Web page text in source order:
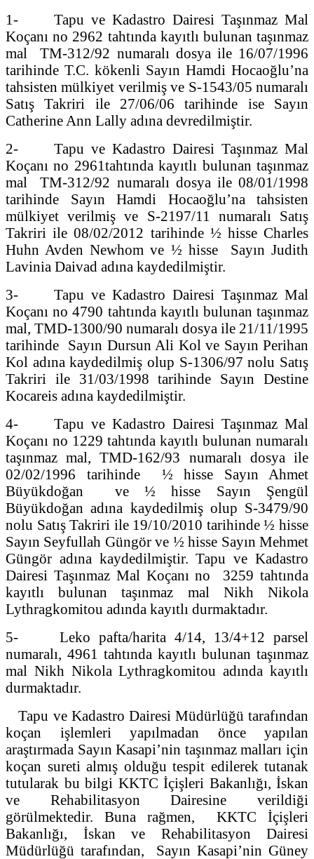
1- Tapu ve Kadastro Dairesi Taşınmaz Mal
Koçanı no 2962 tahtında kayıtlı bulunan taşınmaz
mal TM-312/92 numaralı dosya ile 16/07/1996
tarihinde T.C. kökenli Sayın Hamdi Hocaoğlu’na
tahsisten mülkiyet verilmiş ve S-1543/05 numaralı
Satış Takriri ile 27/06/06 tarihinde ise Sayın
Catherine Ann Lally adına devredilmiştir.
2- Tapu ve Kadastro Dairesi Taşınmaz Mal
Koçanı no 2961tahtında kayıtlı bulunan taşınmaz
mal TM-312/92 numaralı dosya ile 08/01/1998
tarihinde Sayın Hamdi Hocaoğlu’na tahsisten
mülkiyet verilmiş ve S-2197/11 numaralı Satış
Takriri ile 08/02/2012 tarihinde ½ hisse Charles
Huhn Avden Newhom ve ½ hisse Sayın Judith
Lavinia Daivad adına kaydedilmiştir.
3- Tapu ve Kadastro Dairesi Taşınmaz Mal
Koçanı no 4790 tahtında kayıtlı bulunan taşınmaz
mal, TMD-1300/90 numaralı dosya ile 21/11/1995
tarihinde Sayın Dursun Ali Kol ve Sayın Perihan
Kol adına kaydedilmiş olup S-1306/97 nolu Satış
Takriri ile 31/03/1998 tarihinde Sayın Destine
Kocareis adına kaydedilmiştir.
4- Tapu ve Kadastro Dairesi Taşınmaz Mal
Koçanı no 1229 tahtında kayıtlı bulunan numaralı
taşınmaz mal, TMD-162/93 numaralı dosya ile
02/02/1996 tarihinde ½ hisse Sayın Ahmet
Büyükdoğan ve ½ hisse Sayın Şengül
Büyükdoğan adına kaydedilmiş olup S-3479/90
nolu Satış Takriri ile 19/10/2010 tarihinde ½ hisse
Sayın Seyfullah Güngör ve ½ hisse Sayın Mehmet
Güngör adına kaydedilmiştir. Tapu ve Kadastro
Dairesi Taşınmaz Mal Koçanı no 3259 tahtında
kayıtlı bulunan taşınmaz mal Nikh Nikola
Lythragkomitou adında kayıtlı durmaktadır.
5- Leko pafta/harita 4/14, 13/4+12 parsel
numaralı, 4961 tahtında kayıtlı bulunan taşınmaz
mal Nikh Nikola Lythragkomitou adında kayıtlı
durmaktadır.
Tapu ve Kadastro Dairesi Müdürlüğü tarafından
koçan işlemleri yapılmadan önce yapılan
araştırmada Sayın Kasapi’nin taşınmaz malları için
koçan sureti almış olduğu tespit edilerek tutanak
tutularak bu bilgi KKTC İçişleri Bakanlığı, İskan
ve Rehabilitasyon Dairesine verildiği
görülmektedir. Buna rağmen, KKTC İçişleri
Bakanlığı, İskan ve Rehabilitasyon Dairesi
Müdürlüğü tarafından, Sayın Kasapi’nin Güney